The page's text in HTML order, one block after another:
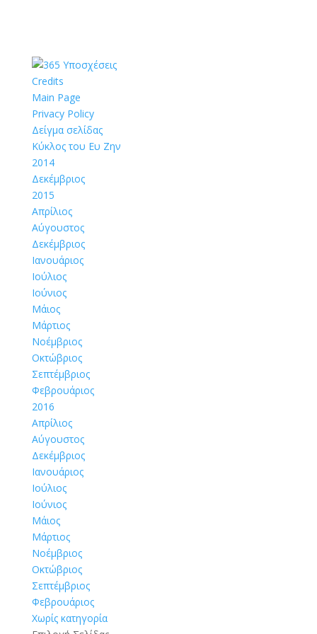
Credits
Main Page
Privacy Policy
Δείγμα σελίδας
Κύκλος του Ευ Ζην
2014
Δεκέμβριος
2015
Απρίλιος
Αύγουστος
Δεκέμβριος
Ιανουάριος
Ιούλιος
Ιούνιος
Μάιος
Μάρτιος
Νοέμβριος
Οκτώβριος
Σεπτέμβριος
Φεβρουάριος
2016
Απρίλιος
Αύγουστος
Δεκέμβριος
Ιανουάριος
Ιούλιος
Ιούνιος
Μάιος
Μάρτιος
Νοέμβριος
Οκτώβριος
Σεπτέμβριος
Φεβρουάριος
Χωρίς κατηγορία